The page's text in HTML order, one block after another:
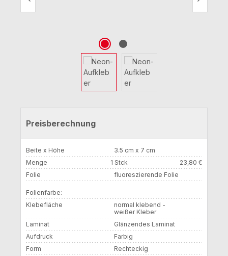
Preisberechnung
Beite x Höhe
3.5 cm x 7 cm
Menge
1 Stck
23,80 €
Folie
fluoreszierende Folie
Folienfarbe:
Klebefläche
normal klebend -
weißer Kleber
Laminat
Glänzendes Laminat
Aufdruck
Farbig
Form
Rechteckig